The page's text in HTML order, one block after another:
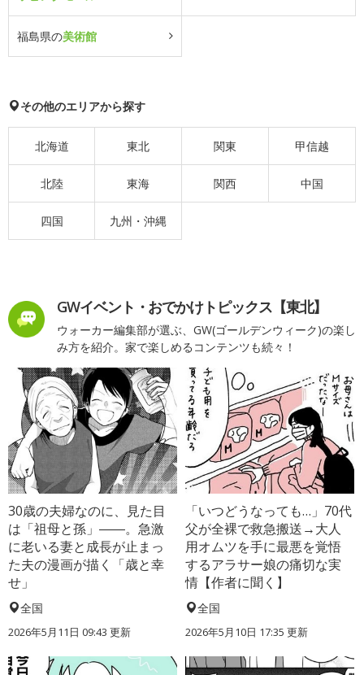
福島県の美術館
その他のエリアから探す
北海道 東北 関東 甲信越
北陸 東海 関西 中国
四国 九州・沖縄
GWイベント・おでかけトピックス【東北】
ウォーカー編集部が選ぶ、GW(ゴールデンウィーク)の楽し
み方を紹介。家で楽しめるコンテンツも続々！
30歳の夫婦なのに、見た目
は「祖母と孫」――。急激
に老いる妻と成長が止まっ
た夫の漫画が描く「歳と幸
せ」
全国
2026年5月11日 09:43 更新
「いつどうなっても…」70代
父が全裸で救急搬送→大人
用オムツを手に最悪を覚悟
するアラサー娘の痛切な実
情【作者に聞く】
全国
2026年5月10日 17:35 更新